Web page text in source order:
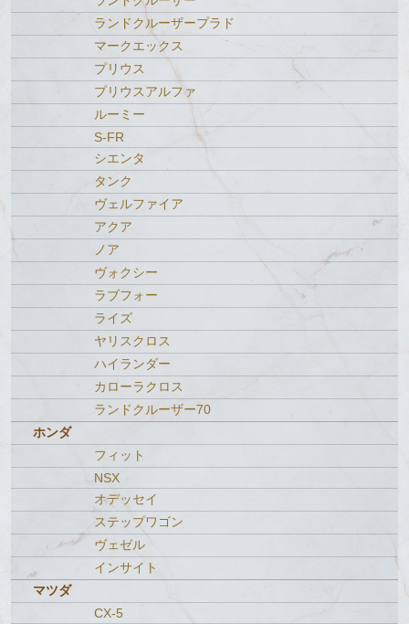
ランドクルーザープラド
マークエックス
プリウス
プリウスアルファ
ルーミー
S-FR
シエンタ
タンク
ヴェルファイア
アクア
ノア
ヴォクシー
ラブフォー
ライズ
ヤリスクロス
ハイランダー
カローラクロス
ランドクルーザー70
ホンダ
フィット
NSX
オデッセイ
ステップワゴン
ヴェゼル
インサイト
マツダ
CX-5